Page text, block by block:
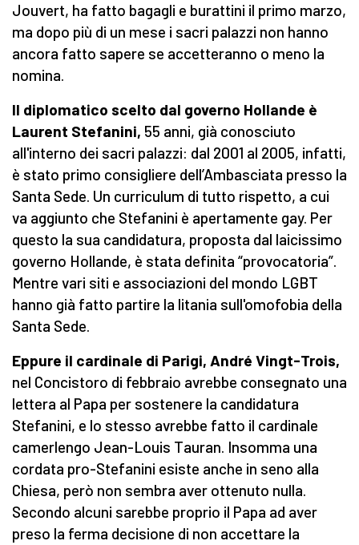
Jouvert, ha fatto bagagli e burattini il primo marzo,
ma dopo più di un mese i sacri palazzi non hanno
ancora fatto sapere se accetteranno o meno la
nomina.
Il diplomatico scelto dal governo Hollande è
Laurent Stefanini, 55 anni, già conosciuto
all'interno dei sacri palazzi: dal 2001 al 2005, infatti,
è stato primo consigliere dell’Ambasciata presso la
Santa Sede. Un curriculum di tutto rispetto, a cui
va aggiunto che Stefanini è apertamente gay. Per
questo la sua candidatura, proposta dal laicissimo
governo Hollande, è stata definita “provocatoria”.
Mentre vari siti e associazioni del mondo LGBT
hanno già fatto partire la litania sull'omofobia della
Santa Sede.
Eppure il cardinale di Parigi, André Vingt-Trois,
nel Concistoro di febbraio avrebbe consegnato una
lettera al Papa per sostenere la candidatura
Stefanini, e lo stesso avrebbe fatto il cardinale
camerlengo Jean-Louis Tauran. Insomma una
cordata pro-Stefanini esiste anche in seno alla
Chiesa, però non sembra aver ottenuto nulla.
Secondo alcuni sarebbe proprio il Papa ad aver
preso la ferma decisione di non accettare la